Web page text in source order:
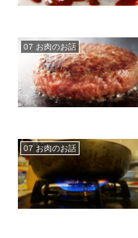
07 お肉のお話
07 お肉のお話